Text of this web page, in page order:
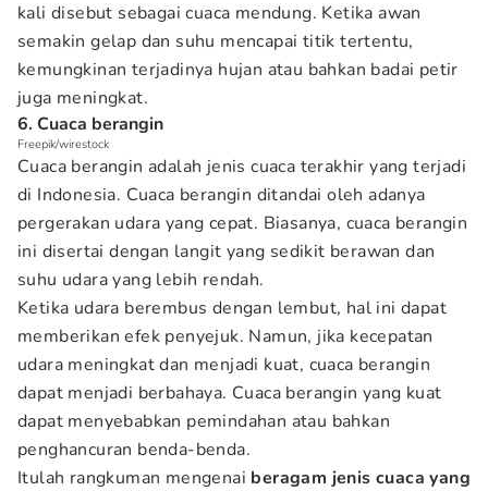
kali disebut sebagai cuaca mendung. Ketika awan
semakin gelap dan suhu mencapai titik tertentu,
kemungkinan terjadinya hujan atau bahkan badai petir
juga meningkat.
6. Cuaca berangin
Freepik/wirestock
Cuaca berangin adalah jenis cuaca terakhir yang terjadi
di Indonesia. Cuaca berangin ditandai oleh adanya
pergerakan udara yang cepat. Biasanya, cuaca berangin
ini disertai dengan langit yang sedikit berawan dan
suhu udara yang lebih rendah.
Ketika udara berembus dengan lembut, hal ini dapat
memberikan efek penyejuk. Namun, jika kecepatan
udara meningkat dan menjadi kuat, cuaca berangin
dapat menjadi berbahaya. Cuaca berangin yang kuat
dapat menyebabkan pemindahan atau bahkan
penghancuran benda-benda.
Itulah rangkuman mengenai beragam jenis cuaca yang